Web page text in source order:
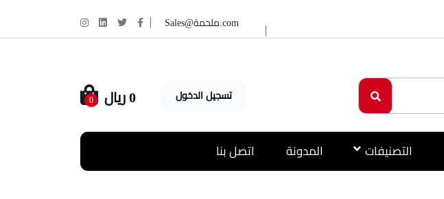
Sales@ملحمة.com
تسجيل الدخول 0ريال 0
التصنيفات المدونة اتصل بنا